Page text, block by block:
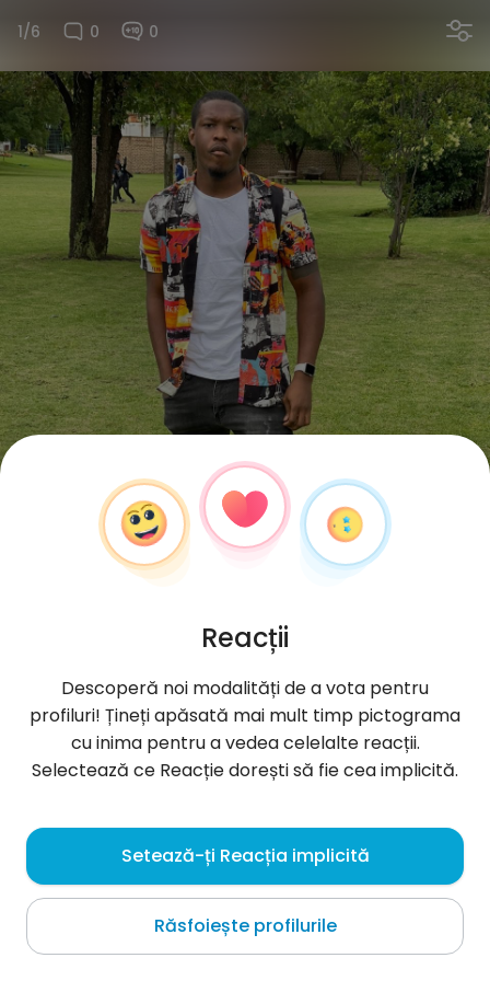
1/6 0 0
Youngdcarter , 32
Benin City
Despre mine
Reacții
Descoperă noi modalități de a vota pentru
profiluri! Țineți apăsată mai mult timp pictograma
cu inima pentru a vedea celelalte reacții.
Selectează ce Reacție dorești să fie cea implicită.
Setează-ți Reacția implicită
Răsfoiește profilurile